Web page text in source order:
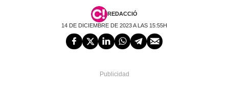
REDACCIÓ
14 DE DICIEMBRE DE 2023 A LAS 15:55H